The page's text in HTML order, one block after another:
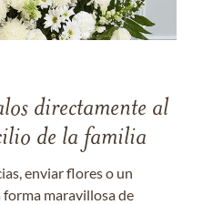
directamente al
de la familia
enviar flores o un
maravillosa de